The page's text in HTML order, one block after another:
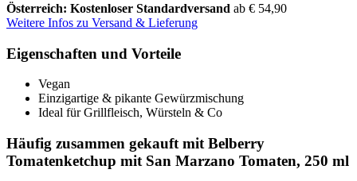
Österreich: Kostenloser Standardversand ab € 54,90
Weitere Infos zu Versand & Lieferung
Eigenschaften und Vorteile
Vegan
Einzigartige & pikante Gewürzmischung
Ideal für Grillfleisch, Würsteln & Co
Häufig zusammen gekauft mit Belberry
Tomatenketchup mit San Marzano Tomaten, 250 ml